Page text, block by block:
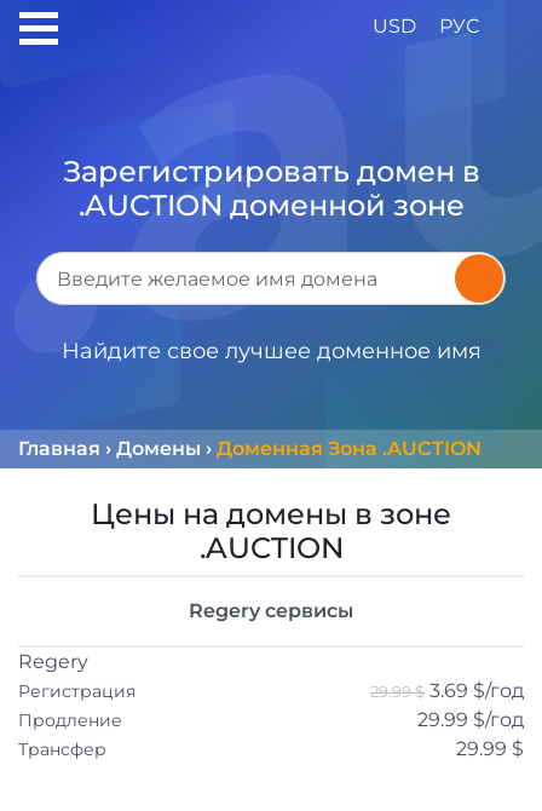
USD РУС
Зарегистрировать домен в
.AUCTION доменной зоне
Найдите свое лучшее доменное имя
Главная › Домены › Доменная Зона .AUCTION
Цены на домены в зоне
.AUCTION
Regery сервисы
Regery
Регистрация 29.99 $ 3.69 $/год
Продление 29.99 $/год
Трансфер 29.99 $